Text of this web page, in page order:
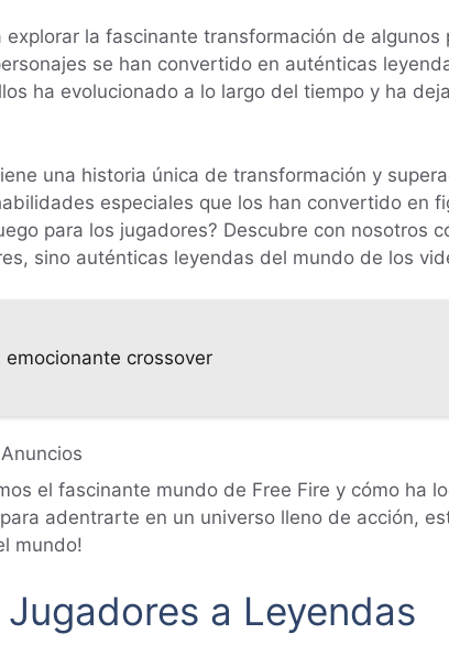
la fascinante transformación de
se han convertido en auténticas
ha evolucionado a lo largo del tiempo y ha
una historia única de transformación y
especiales que los han convertido en
para los jugadores? Descubre con nosotros
sino auténticas leyendas del mundo de los
crossover
Anuncios
el fascinante mundo de Free Fire y cómo ha
adentrarte en un universo lleno de acción,
mundo!
a Leyendas